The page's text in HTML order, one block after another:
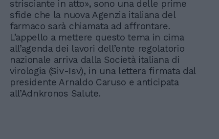
strisciante in atto», sono una delle prime
sfide che la nuova Agenzia italiana del
farmaco sarà chiamata ad affrontare.
L’appello a mettere questo tema in cima
all’agenda dei lavori dell’ente regolatorio
nazionale arriva dalla Società italiana di
virologia (Siv-Isv), in una lettera firmata dal
presidente Arnaldo Caruso e anticipata
all’Adnkronos Salute.